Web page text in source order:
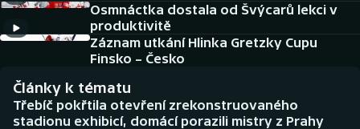
Baseball a softbal
Basketbal
Biatlon
Boby a skeleton
Soutěže
Historické návraty
Aplikace ČT sport
AZ kvíz
Osmnáctka dostala od Švýcarů lekci v
produktivitě
Záznam utkání Hlinka Gretzky Cupu
Finsko – Česko
Články k tématu
Třebíč pokřtila otevření zrekonstruovaného
stadionu exhibicí, domácí porazili mistry z Prahy